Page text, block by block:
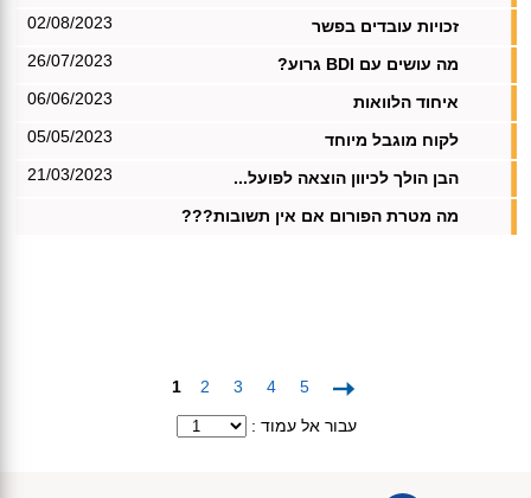
זכויות עובדים בפשר
02/08/2023
מה עושים עם BDI גרוע? 26/07/2023
איחוד הלוואות 06/06/2023
לקוח מוגבל מיוחד 05/05/2023
הבן הולך לכיוון הוצאה לפועל... 21/03/2023
מה מטרת הפורום אם אין תשובות???
1 2 3 4 5
: עבור אל עמוד